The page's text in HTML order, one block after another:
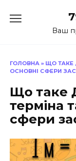
до
Ваш
ГОЛОВНА » ЩО ТАКЕ
ОСНОВНІ СФЕРИ
Що таке
терміна
сфери